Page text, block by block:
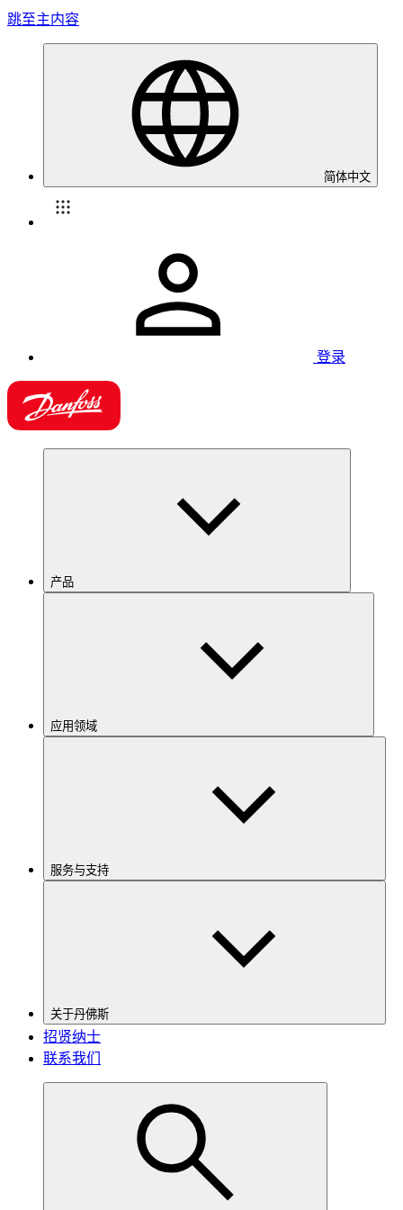
跳至主内容
简体中文
登录
产品
应用领域
服务与支持
关于丹佛斯
招贤纳士
联系我们